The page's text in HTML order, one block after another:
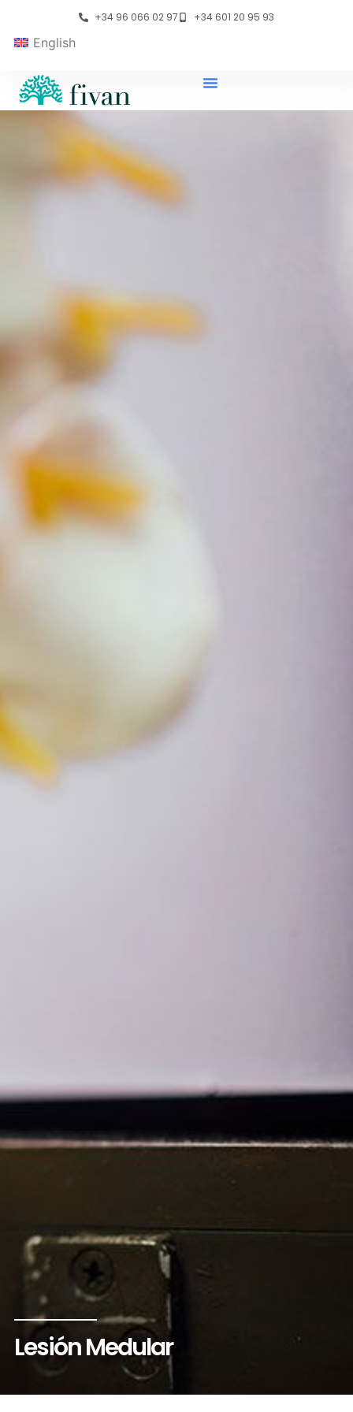
+34 96 066 02 97 +34 601 20 95 93
English
Lesión Medular